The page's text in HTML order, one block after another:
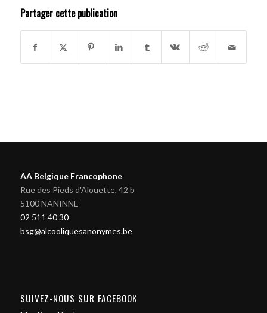
Partager cette publication
AA Belgique Francophone
Rue des Pieds d'Alouette, 42 b
5100 NANINNE
02 511 40 30
bsg@alcooliquesanonymes.be
SUIVEZ-NOUS SUR FACEBOOK